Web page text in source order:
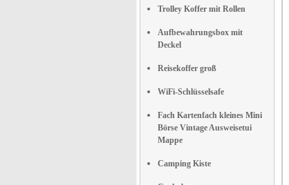
Trolley Koffer mit Rollen
Aufbewahrungsbox mit
Deckel
Reisekoffer groß
WiFi-Schlüsselsafe
Fach Kartenfach kleines Mini
Börse Vintage Ausweisetui
Mappe
Camping Kiste